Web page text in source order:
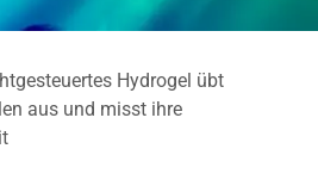
Hydrogel übt
aus und misst ihre